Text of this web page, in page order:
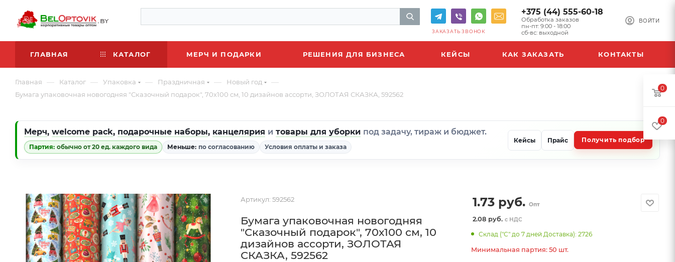
ВОЙТИ
+375 (44) 555-60-18
Обработка заказов
пн-пт: 9:00 - 18:00
сб-вс: выходной
ЗАКАЗАТЬ ЗВОНОК
ГЛАВНАЯ КАТАЛОГ МЕРЧ И ПОДАРКИ РЕШЕНИЯ ДЛЯ БИЗНЕСА КЕЙСЫ КАК ЗАКАЗАТЬ КОНТАКТЫ
Главная — Каталог — Упаковка — Праздничная — Новый год —
Бумага упаковочная новогодняя "Сказочный подарок", 70х100 см, 10 дизайнов ассорти, ЗОЛОТАЯ СКАЗКА, 592562
Мерч, welcome pack, подарочные наборы, канцелярия и товары для уборки под задачу, тираж и бюджет.
Партия: обычно от 20 ед. каждого вида Меньше: по согласованию Условия оплаты и заказа
Кейсы Прайс Получить подбор
Артикул: 592562
Бумага упаковочная новогодняя
"Сказочный подарок", 70х100 см, 10
дизайнов ассорти, ЗОЛОТАЯ
СКАЗКА, 592562
1.73 руб. Опт
2.08 руб.с НДС
Склад ("С" до 7 дней Доставка): 2726
Минимальная партия: 50 шт.
0
0